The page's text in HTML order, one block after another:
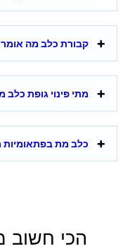
קבורת כלב מה
מתי פינוי גופת
כלב מת בפתאומיות
הכי חשוב